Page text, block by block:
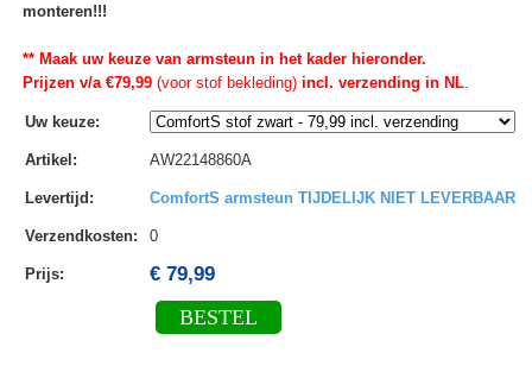
monteren!!!
** Maak uw keuze van armsteun in het kader hieronder.
Prijzen v/a €79,99(voor stof bekleding)incl. verzending in NL.
Uw keuze:
Artikel : AW22148860A
Levertijd : ComfortS armsteun TIJDELIJK NIET LEVERBAAR
Verzendkosten: 0
Prijs: € 79,99
BESTEL